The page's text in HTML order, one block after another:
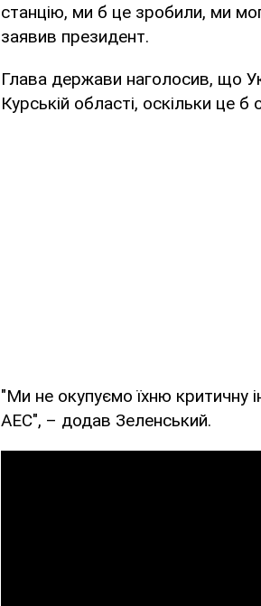
станцію, ми б це зробили, ми
заявив президент.
Глава держави наголосив, що
Курській області, оскільки це
"Ми не окупуємо їхню критичну
АЕС", – додав Зеленський.